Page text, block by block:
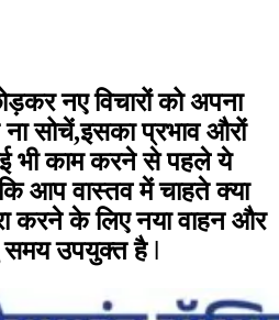
नए विचारों को अपना
सोचें,इसका प्रभाव औरों
भी काम करने से पहले ये
आप वास्तव में चाहते क्या
करने के लिए नया वाहन और
उपयुक्त है ǀ